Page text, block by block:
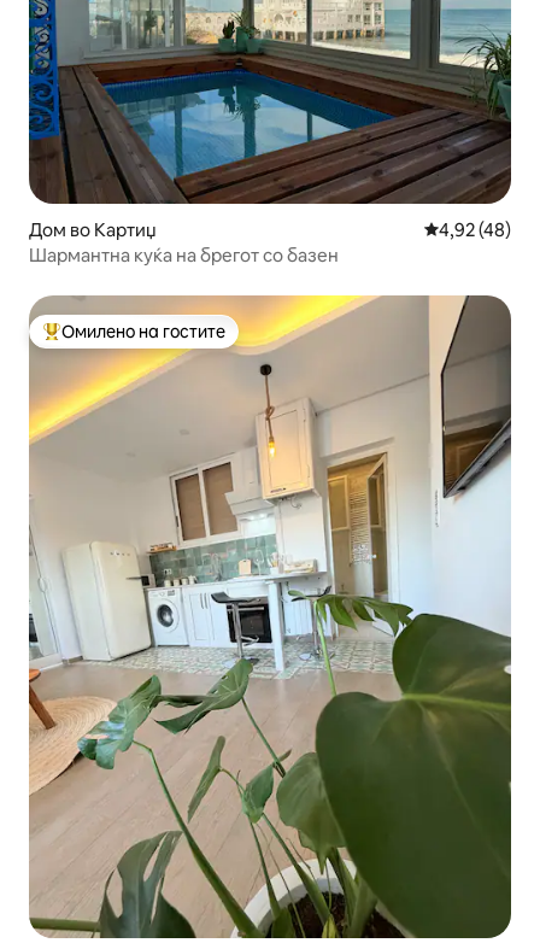
Дом во Картиџ Просечна
4,92 (48)
Шармантна куќа на брегот со базен
Меѓу најуспешните „Омилени на гостите“
Омилено на гостите